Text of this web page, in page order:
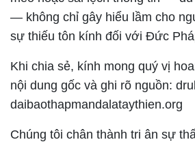
— không chỉ gây hiểu lầm cho
sự thiếu tôn kính đối với Đức
Khi chia sẻ, kính mong quý vị
nội dung gốc và ghi rõ nguồn:
daibaothapmandalataythien.org
Chúng tôi chân thành tri ân sự